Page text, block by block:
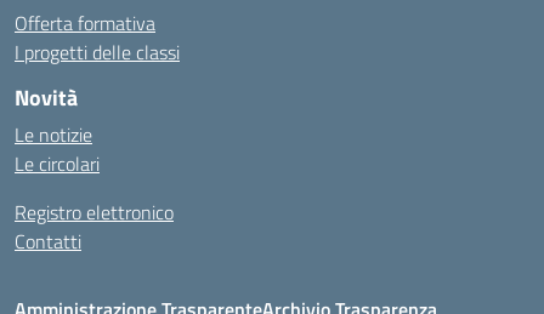
Offerta formativa
I progetti delle classi
Novità
Le notizie
Le circolari
Registro elettronico
Contatti